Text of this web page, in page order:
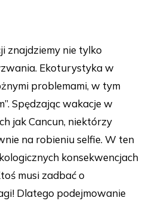
znajdziemy nie tylko
Ekoturystyka w
problemami, w tym
Spędzając wakacje w
jak Cancun, niektórzy
na robieniu selfie. W ten
konsekwencjach
musi zadbać o
Dlatego podejmowanie